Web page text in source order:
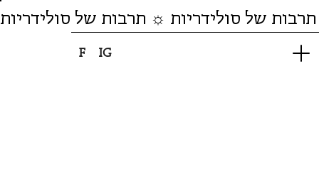
F IG
של סולידריות ☼ תרבות של סולידריות